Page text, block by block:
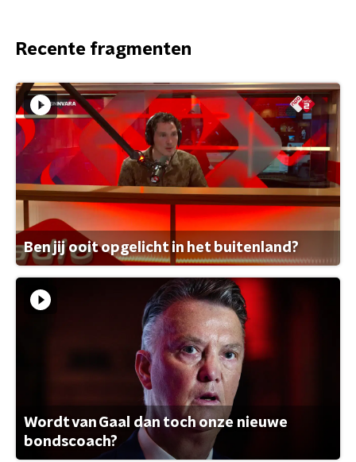
Recente fragmenten
Ben jij ooit opgelicht in het buitenland?
Wordt van Gaal dan toch onze nieuwe
bondscoach?